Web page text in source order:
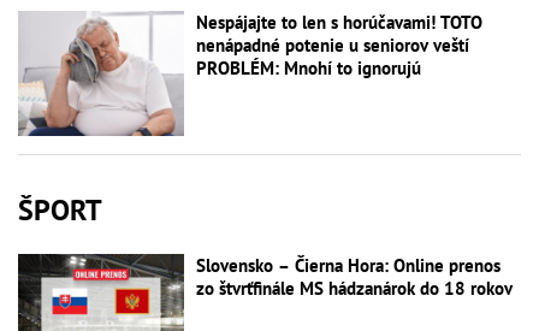
Nespájajte to len s horúčavami! TOTO
nenápadné potenie u seniorov veští
PROBLÉM: Mnohí to ignorujú
ŠPORT
Slovensko – Čierna Hora: Online prenos
zo štvrťfinále MS hádzanárok do 18 rokov